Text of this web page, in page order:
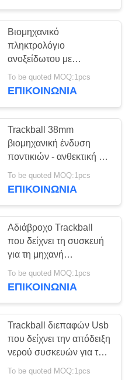
Βιομηχανικό
πληκτρολόγιο
ανοξείδωτου με
Trackball IP67 τον
αδιάβροχο τόμο 50mm
To be quoted MOQ:1pcs
ΕΠΙΚΟΙΝΩΝΊΑ
Trackball 38mm
βιομηχανική ένδυση
ποντικιών - ανθεκτική με
τη διεπαφή Usb ή Ps2
To be quoted MOQ:1pcs
ΕΠΙΚΟΙΝΩΝΊΑ
Αδιάβροχο Trackball
που δείχνει τη συσκευή
για τη μηχανή
αυτοεξυπηρετήσεων
μολύνει ανθεκτικό
To be quoted MOQ:1pcs
ΕΠΙΚΟΙΝΩΝΊΑ
Trackball διεπαφών Usb
που δείχνει την απόδειξη
νερού συσκευών για το
βιομηχανικό εξοπλισμό
To be quoted MOQ:1pcs